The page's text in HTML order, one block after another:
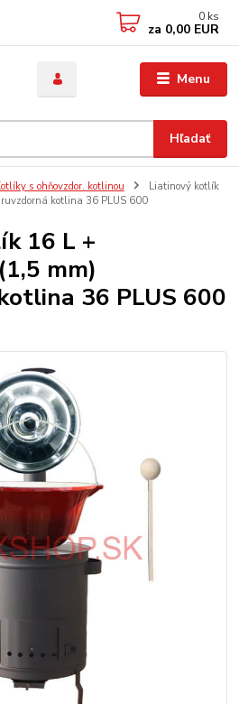
Menu
Hľadať
0 ks
za 0,00 EUR
s ohňovzdor. kotlinou
Liatinový kotlík
kotlina 36 PLUS 600
16 L +
mm)
36 PLUS 600